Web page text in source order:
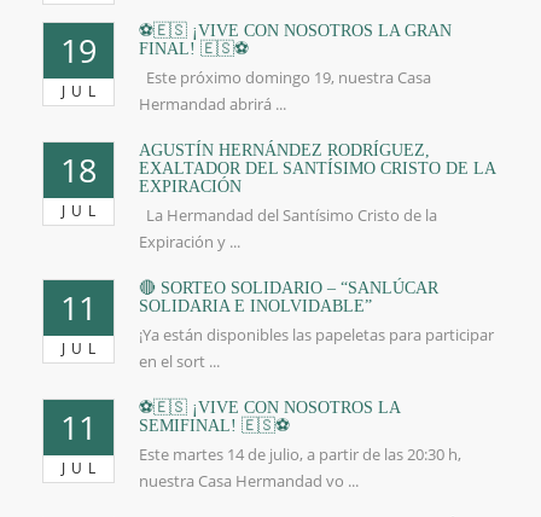
19
JUL
⚽🇪🇸 ¡VIVE CON NOSOTROS LA GRAN
FINAL! 🇪🇸⚽
Este próximo domingo 19, nuestra Casa
Hermandad abrirá ...
18
JUL
AGUSTÍN HERNÁNDEZ RODRÍGUEZ,
EXALTADOR DEL SANTÍSIMO CRISTO DE LA
EXPIRACIÓN
La Hermandad del Santísimo Cristo de la
Expiración y ...
11
JUL
🔴 SORTEO SOLIDARIO – “SANLÚCAR
SOLIDARIA E INOLVIDABLE”
¡Ya están disponibles las papeletas para participar
en el sort ...
11
JUL
⚽🇪🇸 ¡VIVE CON NOSOTROS LA
SEMIFINAL! 🇪🇸⚽
Este martes 14 de julio, a partir de las 20:30 h,
nuestra Casa Hermandad vo ...